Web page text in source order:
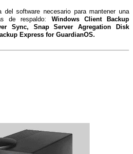
software necesario para mantener una
de respaldo: Windows Client Backup
Sync, Snap Server Agregation Disk
Express for GuardianOS.